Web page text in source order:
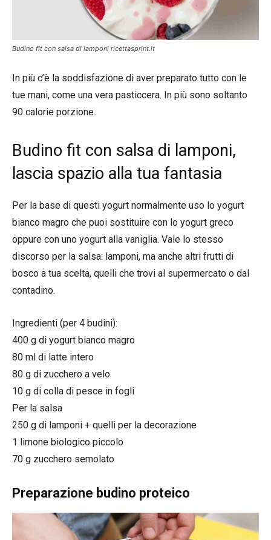
Budino fit con salsa di lamponi ricettasprint.it
In più c’è la soddisfazione di aver preparato tutto con le
tue mani, come una vera pasticcera. In più sono soltanto
90 calorie porzione.
Budino fit con salsa di lamponi,
lascia spazio alla tua fantasia
Per la base di questi yogurt normalmente uso lo yogurt
bianco magro che puoi sostituire con lo yogurt greco
oppure con uno yogurt alla vaniglia. Vale lo stesso
discorso per la salsa: lamponi, ma anche altri frutti di
bosco a tua scelta, quelli che trovi al supermercato o dal
contadino.
Ingredienti (per 4 budini):
400 g di yogurt bianco magro
80 ml di latte intero
80 g di zucchero a velo
10 g di colla di pesce in fogli
Per la salsa
250 g di lamponi + quelli per la decorazione
1 limone biologico piccolo
70 g zucchero semolato
Preparazione budino proteico